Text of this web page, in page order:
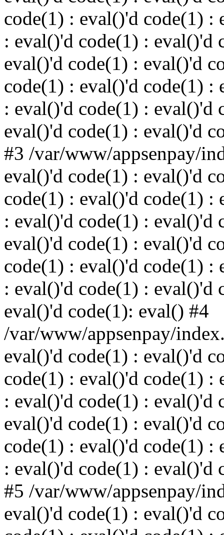
code(1) : eval()'d code(1) :
: eval()'d code(1) : eval()'d
eval()'d code(1) : eval()'d
code(1) : eval()'d code(1) :
: eval()'d code(1) : eval()'d
eval()'d code(1) : eval()'d
#3 /var/www/appsenpay/
eval()'d code(1) : eval()'d
code(1) : eval()'d code(1) :
: eval()'d code(1) : eval()'d
eval()'d code(1) : eval()'d
code(1) : eval()'d code(1) :
: eval()'d code(1) : eval()'d
eval()'d code(1): eval() #4
/var/www/appsenpay/
eval()'d code(1) : eval()'d
code(1) : eval()'d code(1) :
: eval()'d code(1) : eval()'d
eval()'d code(1) : eval()'d
code(1) : eval()'d code(1) :
: eval()'d code(1) : eval()'d
#5 /var/www/appsenpay/
eval()'d code(1) : eval()'d